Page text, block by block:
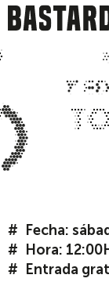
Fecha:
Hora:
Entrada